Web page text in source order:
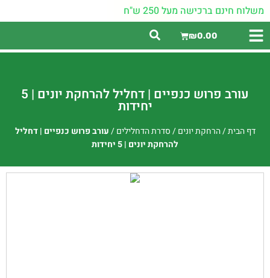
משלוח חינם ברכישה מעל 250 ש"ח
₪0.00
עורב פרוש כנפיים | דחליל להרחקת יונים | 5
יחידות
דף הבית/הרחקת יונים/סדרת הדחלילים/עורב פרוש כנפיים | דחליל
להרחקת יונים | 5 יחידות